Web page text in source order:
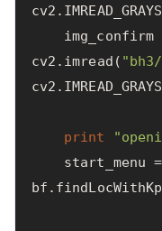
cv2 .
img_confirm
cv2 . imread (
cv2 .
print
start_menu =
bf . findLocWithKp